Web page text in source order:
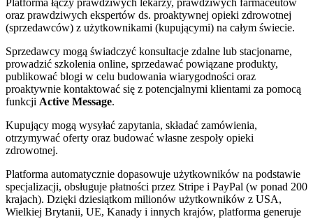
Platforma łączy prawdziwych lekarzy, prawdziwych farmaceutów
oraz prawdziwych ekspertów ds. proaktywnej opieki zdrowotnej
(sprzedawców) z użytkownikami (kupującymi) na całym świecie.
Sprzedawcy mogą świadczyć konsultacje zdalne lub stacjonarne,
prowadzić szkolenia online, sprzedawać powiązane produkty,
publikować blogi w celu budowania wiarygodności oraz
proaktywnie kontaktować się z potencjalnymi klientami za pomocą
funkcji Active Message.
Kupujący mogą wysyłać zapytania, składać zamówienia,
otrzymywać oferty oraz budować własne zespoły opieki
zdrowotnej.
Platforma automatycznie dopasowuje użytkowników na podstawie
specjalizacji, obsługuje płatności przez Stripe i PayPal (w ponad 200
krajach). Dzięki dziesiątkom milionów użytkowników z USA,
Wielkiej Brytanii, UE, Kanady i innych krajów, platforma generuje